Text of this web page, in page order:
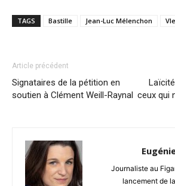
TAGS Bastille Jean-Luc Mélenchon
Article précédent
Signataires de la pétition en
soutien à Clément Weill-Raynal ceux qui
Journaliste au
lancement de